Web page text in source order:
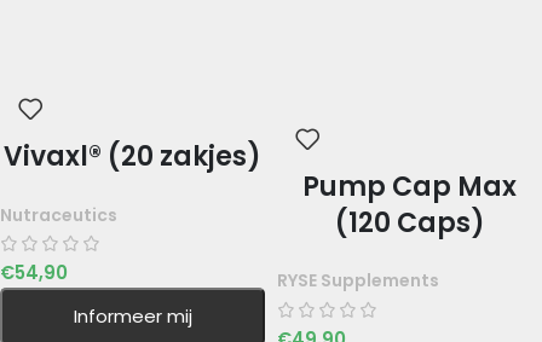
Vivaxl® (20 zakjes)
Nutraceutics
€54,90
Informeer mij
Pump Cap Max
(120 Caps)
RYSE Supplements